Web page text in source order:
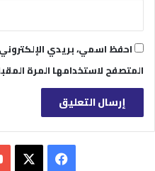
احفظ اسمي، بريدي
المتصفح لاستخدامها المرة
فيسبوك